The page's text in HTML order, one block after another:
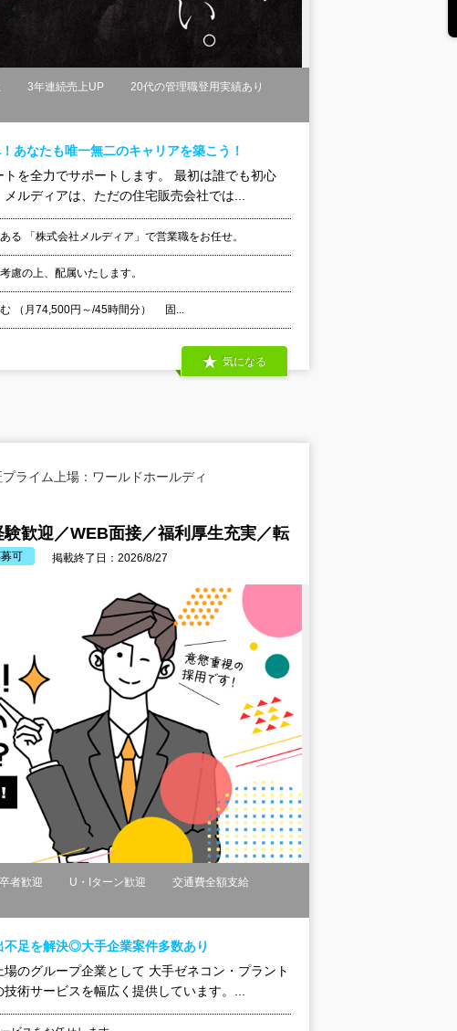
3年連続売上UP
20代の管理職登用実績あり
あなたも唯一無二のキャリアを築こう！
を全力でサポートします。 最初は誰でも初心
ルディアは、ただの住宅販売会社では...
る 「株式会社メルディア」で営業職をお任せ。
慮の上、配属いたします。
（月74,500円～/45時間分） 固...
気になる
ライム上場：ワールドホールディ
歓迎／WEB面接／福利厚生充実／転
可 掲載終了日：2026/8/27
者歓迎 U・Iターン歓迎
交通費全額支給
不足を解決◎大手企業案件多数あり
グループ企業として 大手ゼネコン・プラント
術サービスを幅広く提供しています。...